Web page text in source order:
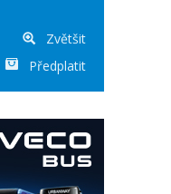
Zvětšit
Předplatit